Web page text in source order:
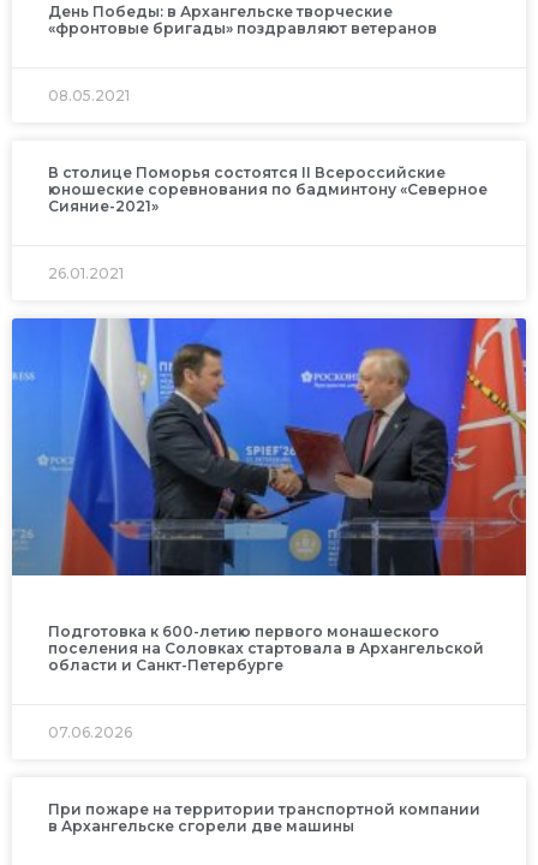
День Победы: в Архангельске творческие
«фронтовые бригады» поздравляют ветеранов
08.05.2021
В столице Поморья состоятся II Всероссийские
юношеские соревнования по бадминтону «Северное
Сияние-2021»
26.01.2021
Подготовка к 600-летию первого монашеского
поселения на Соловках стартовала в Архангельской
области и Санкт-Петербурге
07.06.2026
При пожаре на территории транспортной компании
в Архангельске сгорели две машины